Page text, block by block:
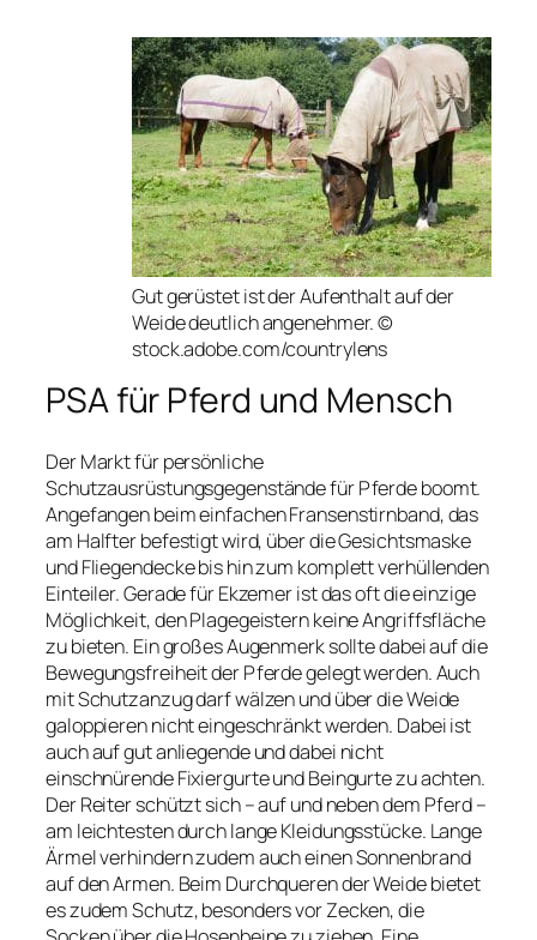
Gut gerüstet ist der Aufenthalt auf der
Weide deutlich angenehmer. ©
stock.adobe.com/countrylens
PSA für Pferd und Mensch
Der Markt für persönliche
Schutzausrüstungsgegenstände für Pferde boomt.
Angefangen beim einfachen Fransenstirnband, das
am Halfter befestigt wird, über die Gesichtsmaske
und Fliegendecke bis hin zum komplett verhüllenden
Einteiler. Gerade für Ekzemer ist das oft die einzige
Möglichkeit, den Plagegeistern keine Angriffsfläche
zu bieten. Ein großes Augenmerk sollte dabei auf die
Bewegungsfreiheit der Pferde gelegt werden. Auch
mit Schutzanzug darf wälzen und über die Weide
galoppieren nicht eingeschränkt werden. Dabei ist
auch auf gut anliegende und dabei nicht
einschnürende Fixiergurte und Beingurte zu achten.
Der Reiter schützt sich – auf und neben dem Pferd –
am leichtesten durch lange Kleidungsstücke. Lange
Ärmel verhindern zudem auch einen Sonnenbrand
auf den Armen. Beim Durchqueren der Weide bietet
es zudem Schutz, besonders vor Zecken, die